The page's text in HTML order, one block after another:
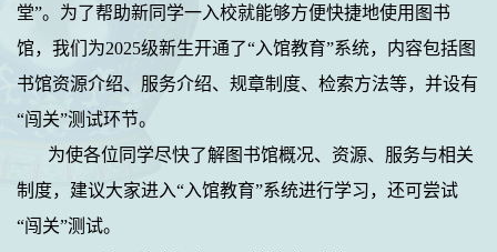
堂”。为了帮助新同学一入校就能够方便快捷地使用图书
馆，我们为2025级新生开通了“入馆教育”系统，内容包括图
书馆资源介绍、服务介绍、规章制度、检索方法等，并设有
“闯关”测试环节。
为使各位同学尽快了解图书馆概况、资源、服务与相关
制度，建议大家进入“入馆教育”系统进行学习，还可尝试
“闯关”测试。